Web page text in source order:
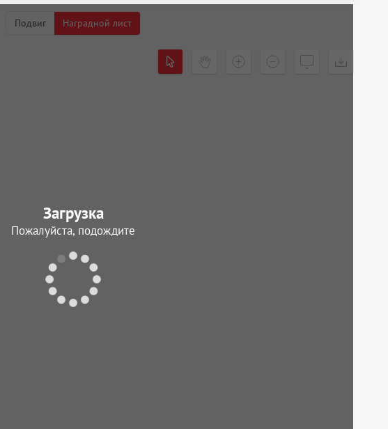
Подвиг Наградной лист
Загрузка
Пожалуйста, подождите